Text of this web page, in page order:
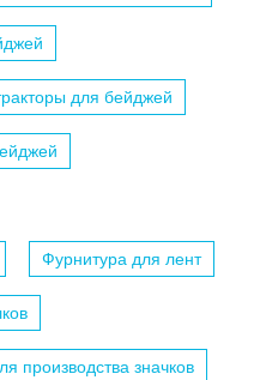
для бейджей
Фурнитура для лент
производства значков